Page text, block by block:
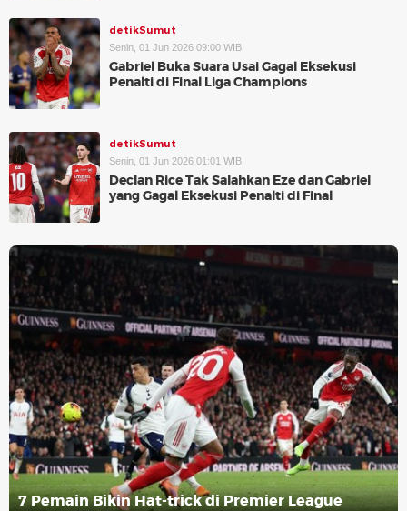
detikSumut
Senin, 01 Jun 2026 09:00 WIB
Gabriel Buka Suara Usai Gagal Eksekusi
Penalti di Final Liga Champions
detikSumut
Senin, 01 Jun 2026 01:01 WIB
Declan Rice Tak Salahkan Eze dan Gabriel
yang Gagal Eksekusi Penalti di Final
7 Pemain Bikin Hat-trick di Premier League